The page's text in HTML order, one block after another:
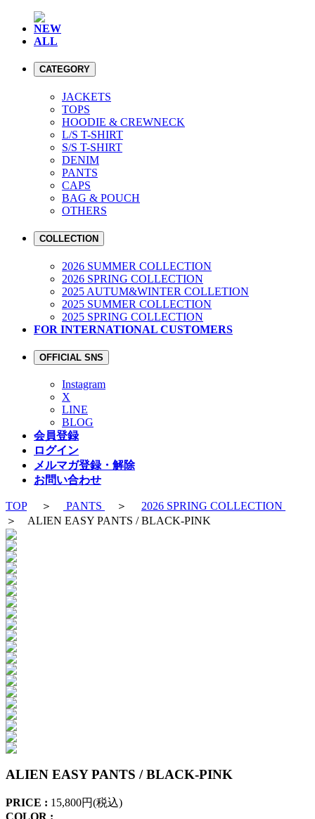
NEW
ALL
CATEGORY
JACKETS
TOPS
HOODIE & CREWNECK
L/S T-SHIRT
S/S T-SHIRT
DENIM
PANTS
CAPS
BAG & POUCH
OTHERS
COLLECTION
2026 SUMMER COLLECTION
2026 SPRING COLLECTION
2025 AUTUM&WINTER COLLETION
2025 SUMMER COLLECTION
2025 SPRING COLLECTION
FOR INTERNATIONAL CUSTOMERS
OFFICIAL SNS
Instagram
X
LINE
BLOG
会員登録
ログイン
メルマガ登録・解除
お問い合わせ
TOP＞ PANTS ＞ 2026 SPRING COLLECTION
＞ ALIEN EASY PANTS / BLACK-PINK
ALIEN EASY PANTS / BLACK-PINK
PRICE : 15,800円(税込)
COLOR :